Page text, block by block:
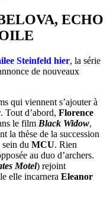
ECHO
Steinfeld hier, la série
de nouveaux
qui viennent s’ajouter à
. Tout d’abord, Florence
le film Black Widow,
la thèse de la succession
du MCU. Rien
au duo d’archers.
Motel) rejoint
elle incarnera Eleanor